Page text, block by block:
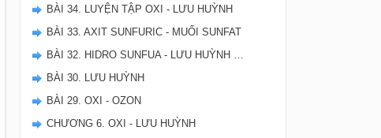
BÀI 34. LUYỆN TẬP OXI - LƯU HUỲNH
BÀI 33. AXIT SUNFURIC - MUỐI SUNFAT
BÀI 32. HIDRO SUNFUA - LƯU HUỲNH DIOXIT - LƯU HUYNH TRIOXIT
BÀI 30. LƯU HUỲNH
BÀI 29. OXI - OZON
CHƯƠNG 6. OXI - LƯU HUỲNH